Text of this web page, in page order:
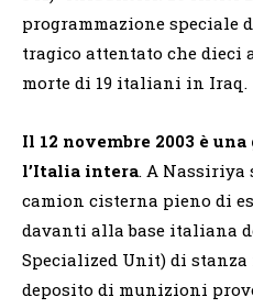
programmazione speciale
tragico attentato che dieci
morte di 19 italiani in Iraq.
Il 12 novembre 2003 è
l’Italia intera. A Nassiriya
camion cisterna pieno di
davanti alla base italiana
Specialized Unit) di stanza
deposito di munizioni